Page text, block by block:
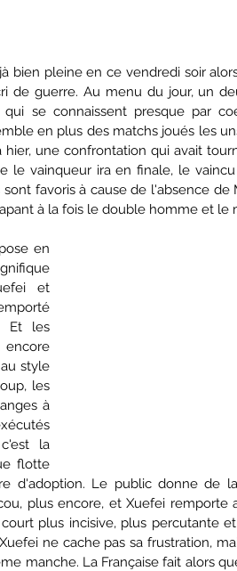
bien pleine en ce vendredi soir
de guerre. Au menu du jour, un
se connaissent presque par
en plus des matchs joués les
une confrontation qui avait
le vainqueur ira en finale, le
favoris à cause de l'absence de
à la fois le double homme et le
en
et
Et les
encore
style
les
à
la
flotte
d'adoption. Le public donne de
plus encore, et Xuefei remporte
plus incisive, plus percutante
ne cache pas sa frustration,
manche. La Française fait alors